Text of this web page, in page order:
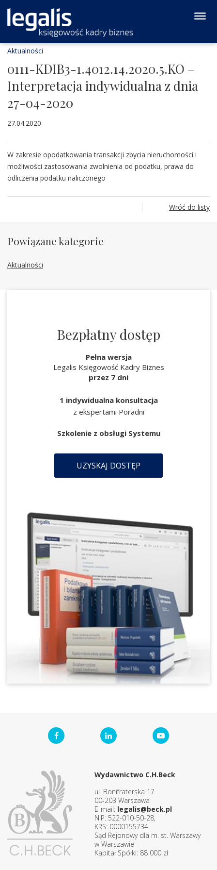
Aktualności
0111-KDIB3-1.4012.14.2020.5.KO –
Interpretacja indywidualna z dnia
27-04-2020
27.04.2020
W zakresie opodatkowania transakcji zbycia nieruchomości i
możliwości zastosowania zwolnienia od podatku, prawa do
odliczenia podatku naliczonego
Wróć do listy
Powiązane kategorie
Aktualności
Bezpłatny dostęp
Pełna wersja
Legalis Księgowość Kadry Biznes
przez 7 dni
1 indywidualna konsultacja
z ekspertami Poradni
Szkolenie z obsługi Systemu
UZYSKAJ DOSTĘP
Wydawnictwo C.H.Beck
ul. Bonifraterska 17
00-203 Warszawa
E-mail: legalis@beck.pl
NIP: 522-010-50-28,
KRS: 0000155734
Sąd Rejonowy dla m. st. Warszawy
w Warszawie
Kapitał Spółki: 88 000 zł